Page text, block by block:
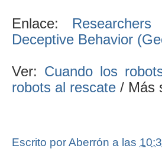
Enlace:
Deceptive Behavior
Ver: Cuando los
robots al rescate / Más
Escrito por Aberrón a las